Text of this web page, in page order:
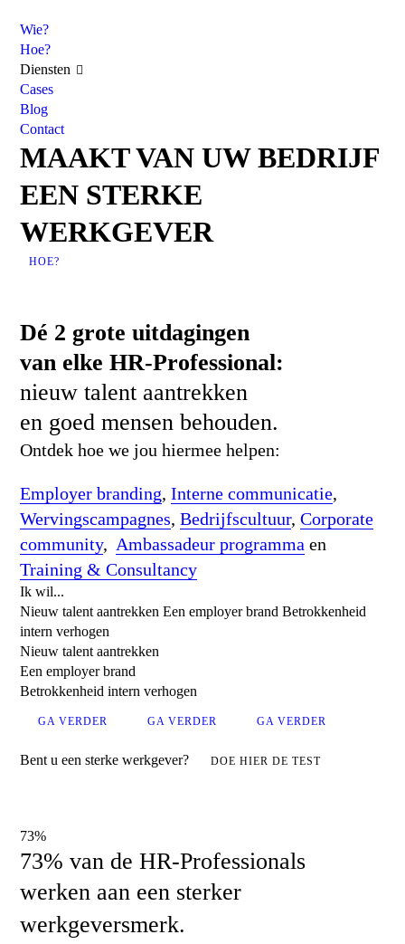
Wie?
Hoe?
Diensten
Cases
Blog
Contact
MAAKT VAN UW BEDRIJF
EEN STERKE
WERKGEVER
HOE?
Dé 2 grote uitdagingen
van elke HR-Professional:
nieuw talent aantrekken
en goed mensen behouden.
Ontdek hoe we jou hiermee helpen:
Employer branding,Interne communicatie,
Wervingscampagnes,Bedrijfscultuur,Corporate
community, Ambassadeur programma en
Training & Consultancy
Ik wil...
Nieuw talent aantrekken Een employer brand Betrokkenheid
intern verhogen
Nieuw talent aantrekken
Een employer brand
Betrokkenheid intern verhogen
GA VERDER GA VERDER GA VERDER
Bent u een sterke werkgever? DOE HIER DE TEST
73%
73% van de HR-Professionals
werken aan een sterker
werkgeversmerk.